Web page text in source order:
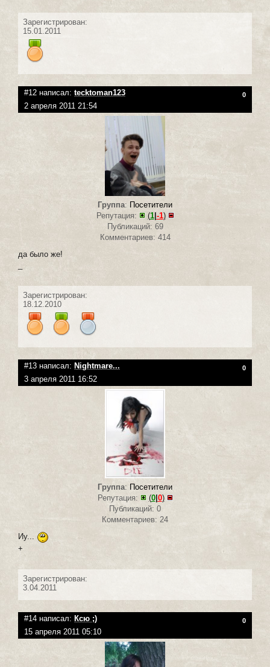
Зарегистрирован:
15.01.2011
#12 написал: tecktoman123 0
2 апреля 2011 21:54
Группа: Посетители
Репутация:
(1| -1)
Публикаций: 69
Комментариев: 414
да было же!
Зарегистрирован:
18.12.2010
#13 написал: Nightmare... 0
3 апреля 2011 16:52
Группа: Посетители
Репутация:
(0|0)
Публикаций: 0
Комментариев: 24
Иу...
+
Зарегистрирован:
3.04.2011
#14 написал: Ксю ;) 0
15 апреля 2011 05:10